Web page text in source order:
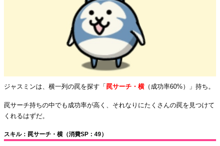
ジャスミンは、横一列の罠を探す「 罠サーチ・横 （成功率60%）」持ち。
罠サーチ持ちの中でも成功率が高く、それなりにたくさんの罠を見つけて
くれるはずだ。
スキル：罠サーチ・横（消費SP：49）